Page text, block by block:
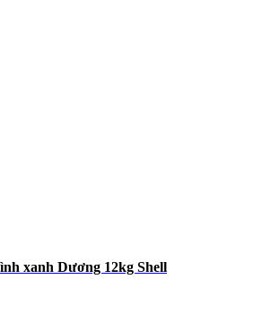
xanh Dương 12kg Shell